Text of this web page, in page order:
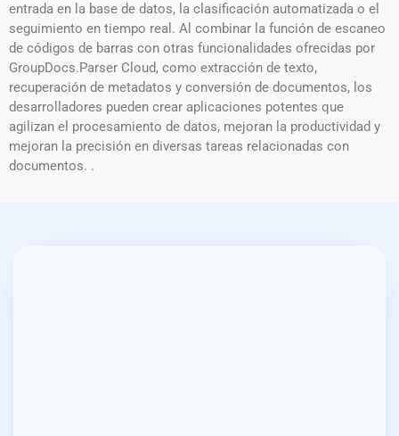
entrada en la base de datos, la clasificación automatizada o el
seguimiento en tiempo real. Al combinar la función de escaneo
de códigos de barras con otras funcionalidades ofrecidas por
GroupDocs.Parser Cloud, como extracción de texto,
recuperación de metadatos y conversión de documentos, los
desarrolladores pueden crear aplicaciones potentes que
agilizan el procesamiento de datos, mejoran la productividad y
mejoran la precisión en diversas tareas relacionadas con
documentos. .